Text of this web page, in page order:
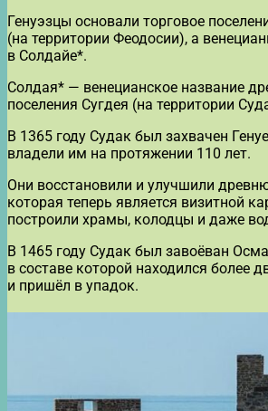
Генуэзцы основали торговое
(на территории Феодосии), а
в Солдайе*.
Солдая* — венецианское название
поселения Сугдея (на территории
В 1365 году Судак был захвачен
владели им на протяжении 110 лет.
Они восстановили и улучшили
которая теперь является визитной
построили храмы, колодцы и даже
В 1465 году Судак был завоёван
в составе которой находился более
и пришёл в упадок.